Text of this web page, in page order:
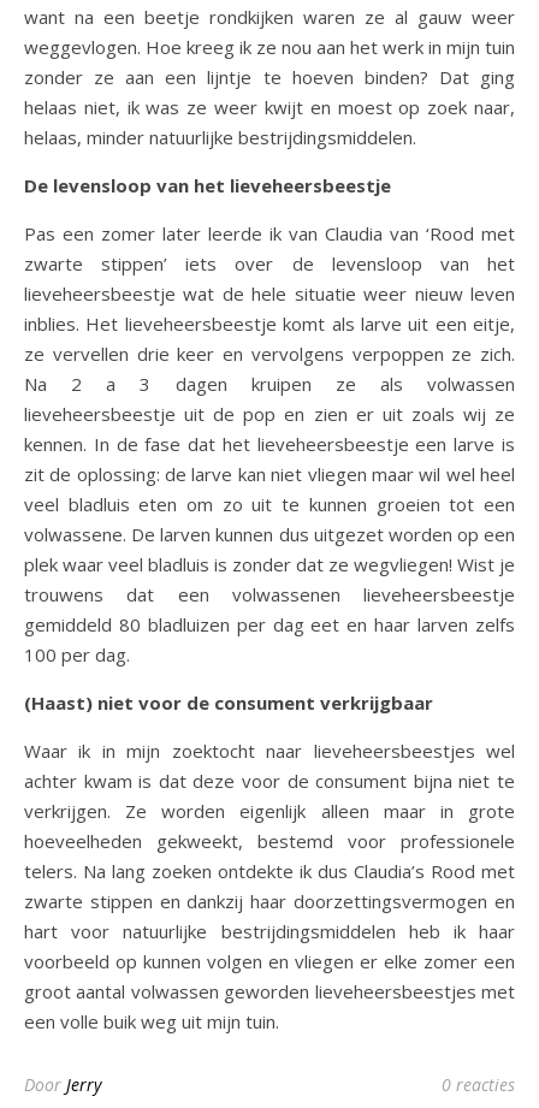
want na een beetje rondkijken waren ze al gauw weer
weggevlogen. Hoe kreeg ik ze nou aan het werk in mijn tuin
zonder ze aan een lijntje te hoeven binden? Dat ging
helaas niet, ik was ze weer kwijt en moest op zoek naar,
helaas, minder natuurlijke bestrijdingsmiddelen.
De levensloop van het lieveheersbeestje
Pas een zomer later leerde ik van Claudia van ‘Rood met
zwarte stippen’ iets over de levensloop van het
lieveheersbeestje wat de hele situatie weer nieuw leven
inblies. Het lieveheersbeestje komt als larve uit een eitje,
ze vervellen drie keer en vervolgens verpoppen ze zich.
Na 2 a 3 dagen kruipen ze als volwassen
lieveheersbeestje uit de pop en zien er uit zoals wij ze
kennen. In de fase dat het lieveheersbeestje een larve is
zit de oplossing: de larve kan niet vliegen maar wil wel heel
veel bladluis eten om zo uit te kunnen groeien tot een
volwassene. De larven kunnen dus uitgezet worden op een
plek waar veel bladluis is zonder dat ze wegvliegen! Wist je
trouwens dat een volwassenen lieveheersbeestje
gemiddeld 80 bladluizen per dag eet en haar larven zelfs
100 per dag.
(Haast) niet voor de consument verkrijgbaar
Waar ik in mijn zoektocht naar lieveheersbeestjes wel
achter kwam is dat deze voor de consument bijna niet te
verkrijgen. Ze worden eigenlijk alleen maar in grote
hoeveelheden gekweekt, bestemd voor professionele
telers. Na lang zoeken ontdekte ik dus Claudia’s Rood met
zwarte stippen en dankzij haar doorzettingsvermogen en
hart voor natuurlijke bestrijdingsmiddelen heb ik haar
voorbeeld op kunnen volgen en vliegen er elke zomer een
groot aantal volwassen geworden lieveheersbeestjes met
een volle buik weg uit mijn tuin.
Door Jerry 0 reacties